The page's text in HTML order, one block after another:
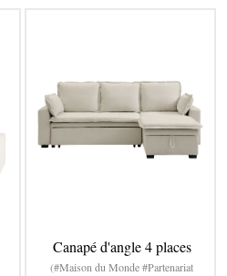
Canapé d'angle 4 places
(#Maison du Monde #Partenariat